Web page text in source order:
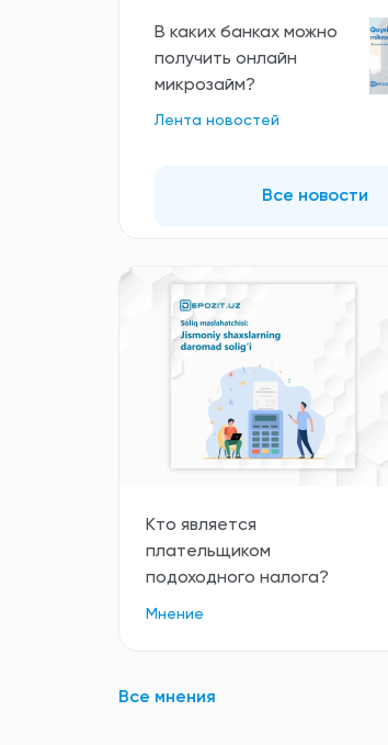
В каких банках можно
получить онлайн
микрозайм?
Лента новостей
Все новости
Кто является
плательщиком
подоходного налога?
Мнение
Все мнения